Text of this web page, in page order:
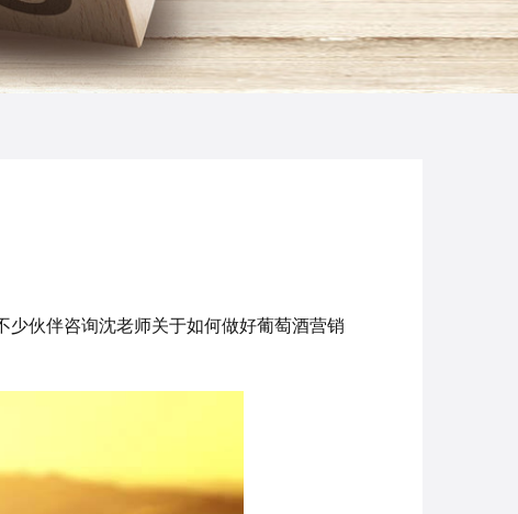
少伙伴咨询沈老师关于如何做好葡萄酒营销